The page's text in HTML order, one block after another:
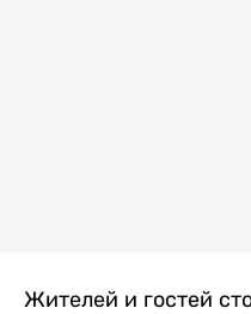
Жителей и гостей